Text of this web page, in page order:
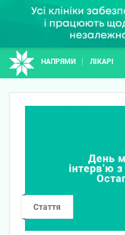
НАПРЯМИ ЛІКАРІ
Стаття